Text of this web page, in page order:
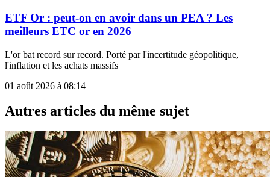
ETF Or : peut-on en avoir dans un PEA ? Les
meilleurs ETC or en 2026
L'or bat record sur record. Porté par l'incertitude géopolitique,
l'inflation et les achats massifs
01 août 2026 à 08:14
Autres articles du même sujet